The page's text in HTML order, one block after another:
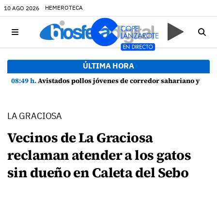
10 AGO 2026 HEMEROTECA
ÚLTIMA HORA
08:49 h.Avistados pollos jóvenes de corredor sahariano y episodios de cortejo de hubara cerca del rally de Lanzarote
LA GRACIOSA
Vecinos de La Graciosa
reclaman atender a los gatos
sin dueño en Caleta del Sebo